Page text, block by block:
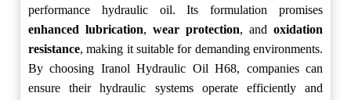
performance hydraulic oil. Its formulation promises
enhanced lubrication, wear protection, and oxidation
resistance, making it suitable for demanding environments.
By choosing Iranol Hydraulic Oil H68, companies can
ensure their hydraulic systems operate efficiently and